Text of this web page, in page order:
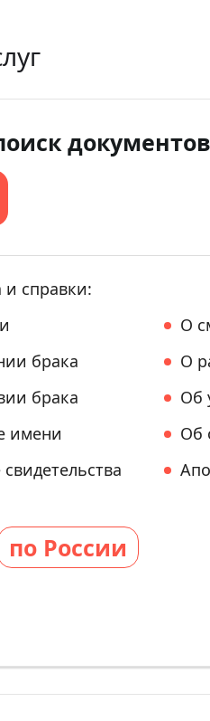
документов
и справки:
О
брака
О
брака
Об
имени
Об
по России